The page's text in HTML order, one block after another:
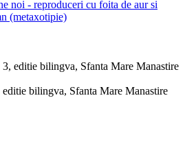
noi - reproduceri cu foita de aur si
(metaxotipie)
bilingva, Sfanta Mare Manastire